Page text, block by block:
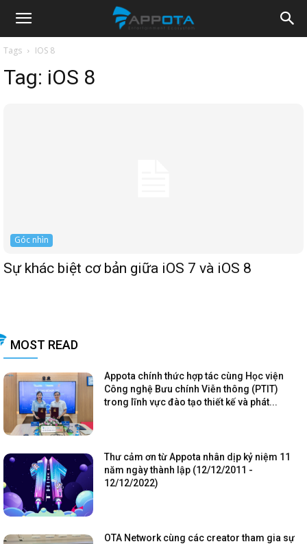
Appota
News
Tags IOS 8
Tag: iOS 8
Góc nhìn
Sự khác biệt cơ bản giữa iOS 7 và iOS 8
MOST READ
Appota chính thức hợp tác cùng Học viện
Công nghệ Bưu chính Viễn thông (PTIT)
trong lĩnh vực đào tạo thiết kế và phát...
Thư cảm ơn từ Appota nhân dịp kỷ niệm 11
năm ngày thành lập (12/12/2011 -
12/12/2022)
OTA Network cùng các creator tham gia sự